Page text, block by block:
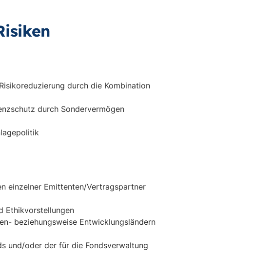
durch die Kombination
durch Sondervermögen
einzelner Emittenten/Vertragspartner
Ethikvorstellungen
beziehungsweise Entwicklungsländern
und/oder der für die Fondsverwaltung